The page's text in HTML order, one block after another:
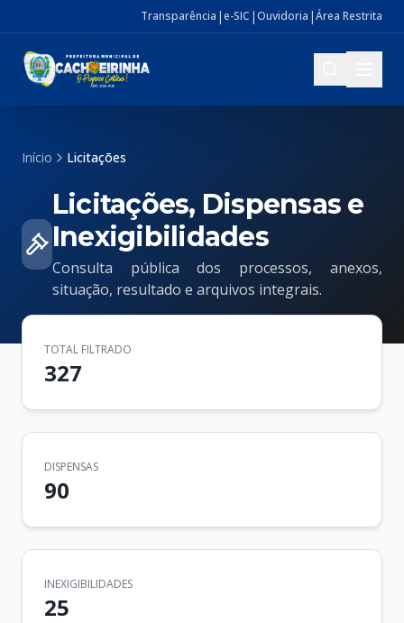
Transparência |e-SIC |Ouvidoria |Área Restrita
Início Licitações
Licitações, Dispensas e
Inexigibilidades
Consulta pública dos processos, anexos,
situação, resultado e arquivos integrais.
TOTAL FILTRADO
327
DISPENSAS
90
INEXIGIBILIDADES
25